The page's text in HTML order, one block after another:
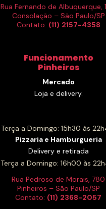
Rua Fernando de Albuquerque,
Consolação – São Paulo/SP
Contato: (11) 2157-4358
Funcionamento
Pinheiros
Mercado
Loja e delivery.
Terça a Domingo: 15h30 às
Pizzaria e Hamburgueria
Delivery e retirada
Terça a Domingo: 16h00 às
Rua Pedroso de Morais, 780
Pinheiros – São Paulo/SP
Contato: (11) 2368-2057